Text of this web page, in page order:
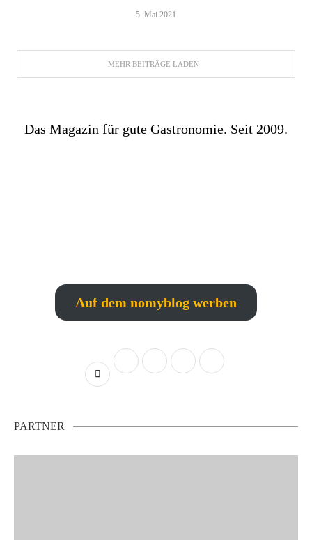
5. Mai 2021
MEHR BEITRÄGE LADEN
Das Magazin für gute Gastronomie. Seit 2009.
Auf dem nomyblog werben
PARTNER